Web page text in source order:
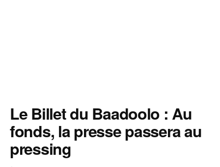
Le Billet du Baadoolo : Au
fonds, la presse passera au
pressing